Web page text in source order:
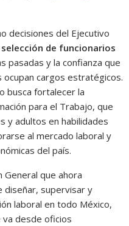
decisiones del Ejecutivo
selección de funcionarios
pasadas y la confianza que
ocupan cargos estratégicos.
busca fortalecer la
para el Trabajo, que
y adultos en habilidades
al mercado laboral y
del país.
General que ahora
diseñar, supervisar y
laboral en todo México,
va desde oficios